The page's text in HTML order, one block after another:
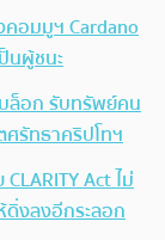
อมมูฯ Cardano
นผู้ชนะ
ล็อก รับทรัพย์คน
ศรัทธาคริปโทฯ
Act ไม่
งลงอีกระลอก